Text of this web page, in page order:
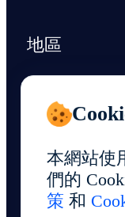
地區
支援與資源
本網站使
們的
策 和